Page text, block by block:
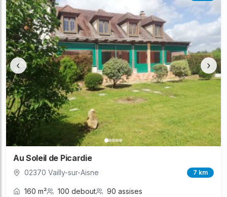
‹ ›
Au Soleil de Picardie
02370 Vailly-sur-Aisne 7 km
160 m² 100 debout 90 assises